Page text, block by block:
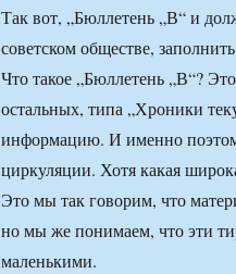
Так вот, „Бюллетень „В“ и
советском обществе,
Что такое „Бюллетень „В“?
остальных, типа „Хроники
информацию. И именно
циркуляции. Хотя какая
Это мы так говорим, что
но мы же понимаем, что эти
маленькими.